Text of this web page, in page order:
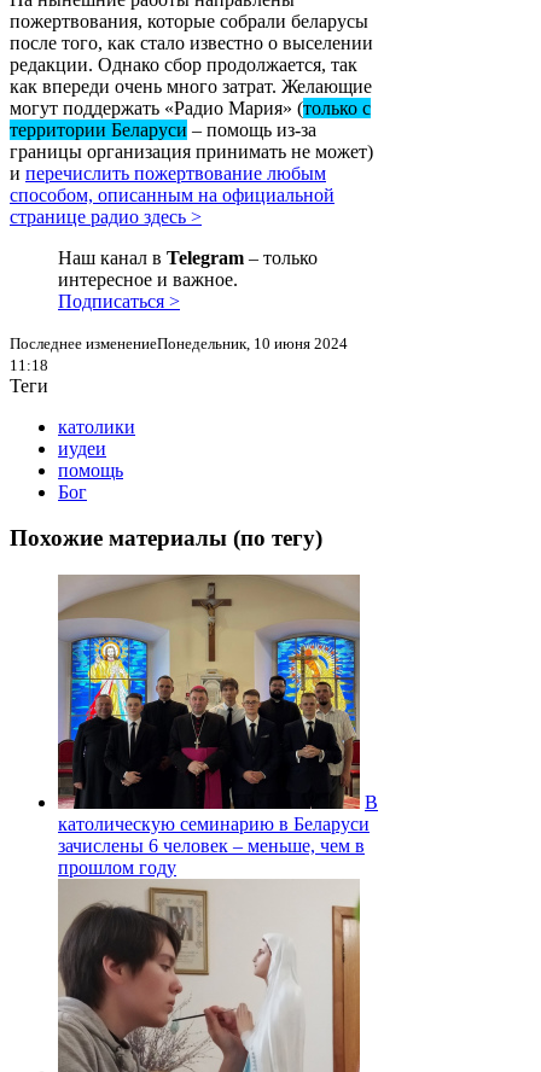
пожертвования, которые собрали беларусы
после того, как стало известно о выселении
редакции. Однако сбор продолжается, так
как впереди очень много затрат. Желающие
могут поддержать «Радио Мария» (только с
территории Беларуси – помощь из-за
границы организация принимать не может)
и перечислить пожертвование любым
способом, описанным на официальной
странице радио здесь >
Наш канал в Telegram – только
интересное и важное.
Подписаться >
Последнее изменениеПонедельник, 10 июня 2024
11:18
Теги
католики
иудеи
помощь
Бог
Похожие материалы (по тегу)
В
католическую семинарию в Беларуси
зачислены 6 человек – меньше, чем в
прошлом году